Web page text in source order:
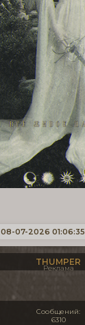
08-07-2026 01:06:35
THUMPER
Реклама
Сообщений:
6310